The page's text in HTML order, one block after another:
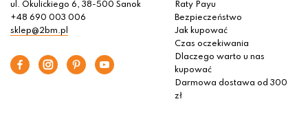
ul. Okulickiego 6, 38-500 Sanok
+48 690 003 006
sklep@2bm.pl
Raty Payu
Bezpieczeństwo
Jak kupować
Czas oczekiwania
Dlaczego warto u nas
kupować
Darmowa dostawa od 300
zł